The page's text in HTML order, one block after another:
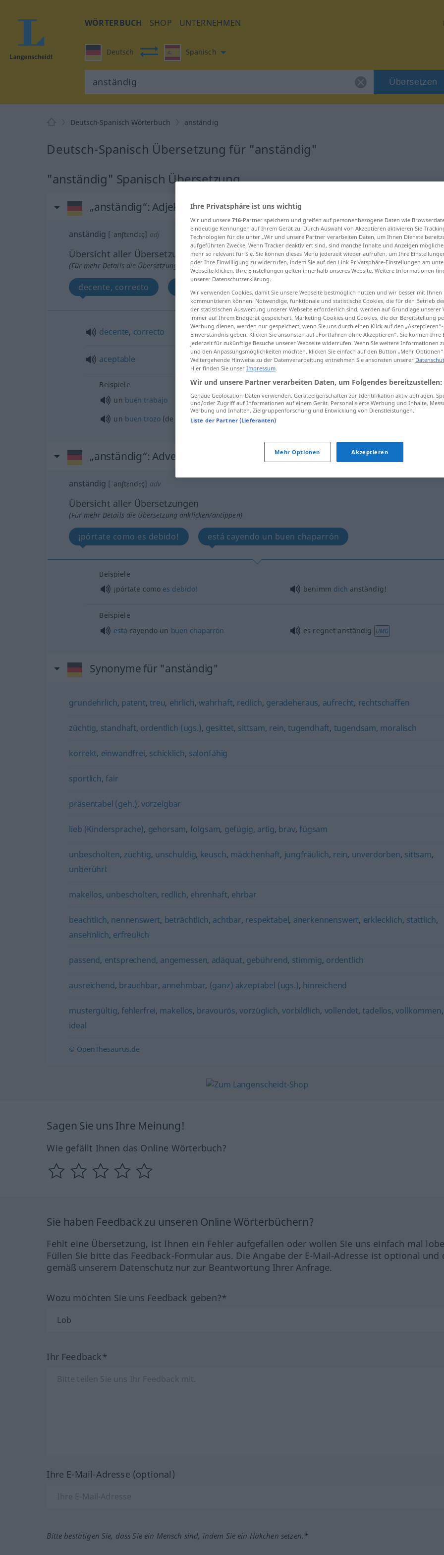
WÖRTERBUCH SHOP UNTERNEHMEN
Deutsch Spanisch
Übersetzen
Deutsch-Spanisch Wörterbuch anständig
Deutsch-Spanisch Übersetzung für "anständig"
"anständig" Spanisch Übersetzung
„anständig“: Adjektiv
anständig [ˈanʃtɛndɪç] adj
Übersicht aller Übersetzungen
(Für mehr Details die Übersetzung anklicken/antippen)
decente, correcto
decente, correcto anständig
aceptable anständig UMG
Beispiele
un buen trabajo eine anständigeArbeit
un buen trozo(de camino)
„anständig“: Adverb
anständig [ˈanʃtɛndɪç] adv
Übersicht aller Übersetzungen
(Für mehr Details die Übersetzung anklicken/antippen)
¡pórtate como es debido! está cayendo un buen chaparrón
Beispiele
¡pórtate como es debido! benimm dich anständig!
Beispiele
está cayendo un buen chaparrón es regnet anständig UMG
Synonyme für "anständig"
grundehrlich, patent,treu, ehrlich, wahrhaft, redlich, geradeheraus, aufrecht, rechtschaffen
züchtig, standhaft, ordentlich (ugs.), gesittet, sittsam, rein, tugendhaft, tugendsam, moralisch
korrekt, einwandfrei, schicklich, salonfähig
sportlich,fair
präsentabel (geh.), vorzeigbar
lieb (Kindersprache), gehorsam, folgsam, gefügig, artig, brav, fügsam
unbescholten, züchtig, unschuldig, keusch, mädchenhaft, jungfräulich, rein, unverdorben, sittsam,
unberührt
makellos, unbescholten, redlich, ehrenhaft, ehrbar
beachtlich, nennenswert, beträchtlich, achtbar, respektabel, anerkennenswert, erklecklich, stattlich,
ansehnlich, erfreulich
passend, entsprechend, angemessen, adäquat, gebührend, stimmig, ordentlich
ausreichend, brauchbar, annehmbar, (ganz) akzeptabel (ugs.), hinreichend
mustergültig, fehlerfrei, makellos, bravourös,vorzüglich,vorbildlich, vollendet,tadellos,vollkommen,
ideal
© OpenThesaurus.de
Sagen Sie uns Ihre Meinung!
Wie gefällt Ihnen das Online Wörterbuch?
Sie haben Feedback zu unseren Online Wörterbüchern?
Fehlt eine Übersetzung, ist Ihnen ein Fehler aufgefallen oder wollen Sie uns einfach mal
Füllen Sie bitte das Feedback-Formular aus. Die Angabe der E-Mail-Adresse ist optional und
gemäß unserem Datenschutz nur zur Beantwortung Ihrer Anfrage.
Wozu möchten Sie uns Feedback geben?*
Ihr Feedback*
Ihre E-Mail-Adresse (optional)
Bitte bestätigen Sie, dass Sie ein Mensch sind, indem Sie ein Häkchen setzen.*
Ihre Privatsphäre ist uns wichtig
Wir und unsere 716-Partner speichern und greifen auf personenbezogene Daten wie
eindeutige Kennungen auf Ihrem Gerät zu. Durch Auswahl von Akzeptieren aktivieren Sie
Technologien für die unter „Wir und unsere Partner verarbeiten Daten, um Ihnen Dienste
aufgeführten Zwecke. Wenn Tracker deaktiviert sind, sind manche Inhalte und Anzeigen
mehr so relevant für Sie. Sie können dieses Menü jederzeit wieder aufrufen, um Ihre
oder Ihre Einwilligung zu widerrufen, indem Sie auf den Link Privatsphäre-Einstellungen am
Webseite klicken. Ihre Einstellungen gelten innerhalb unseres Website. Weitere Informationen
unserer Datenschutzerklärung.
Wir verwenden Cookies, damit Sie unsere Webseite bestmöglich nutzen und wir besser mit Ihnen
kommunizieren können. Notwendige, funktionale und statistische Cookies, die für den Betrieb
der statistischen Auswertung unserer Webseite erforderlich sind, werden auf Grundlage unserer
immer auf Ihrem Endgerät gespeichert. Marketing-Cookies und Cookies, die der Bereitstellung
Werbung dienen, werden nur gespeichert, wenn Sie uns durch einen Klick auf den
Einverständnis geben. Klicken Sie ansonsten auf „Fortfahren ohne Akzeptieren“. Sie können Ihre
jederzeit für zukünftige Besuche unserer Webseite widerrufen. Wenn Sie weitere Informationen
und den Anpassungsmöglichkeiten möchten, klicken Sie einfach auf den Button „Mehr Optionen“.
Weitergehende Hinweise zu der Datenverarbeitung entnehmen Sie ansonsten unserer
Hier finden Sie unser Impressum.
Wir und unsere Partner verarbeiten Daten, um Folgendes bereitzustellen:
Genaue Geolocation-Daten verwenden. Geräteeigenschaften zur Identifikation aktiv abfragen.
und/oder Zugriff auf Informationen auf einem Gerät. Personalisierte Werbung und Inhalte,
Werbung und Inhalten, Zielgruppenforschung und Entwicklung von Dienstleistungen.
Liste der Partner (Lieferanten)
Mehr Optionen Akzeptieren